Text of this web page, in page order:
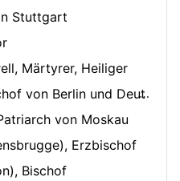
Stuttgart
Märtyrer, Heiliger
Berlin und Deutschland
von Moskau
Erzbischof
Bischof